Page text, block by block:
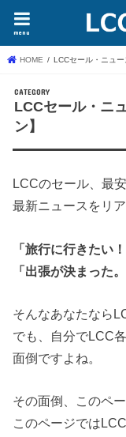
menu
HOME LCCセール・ニュー
LCCセール・ニ
ン】
LCCのセール、最
最新ニュースをリ
「旅行に行きたい
「出張が決まった
そんなあなたなら
でも、自分でLCC
面倒ですよね。
その面倒、このペ
このページでは